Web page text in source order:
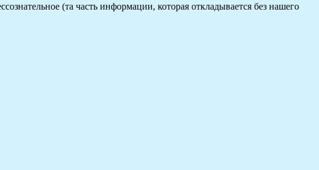
(та часть информации, которая откладывается без нашего